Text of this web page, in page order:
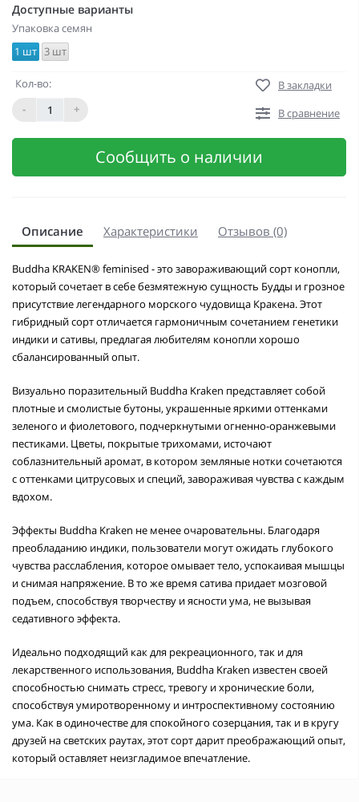
Доступные варианты
Упаковка семян
1 шт 3 шт
Кол-во:
-
+
В закладки
В сравнение
Сообщить о наличии
Описание Характеристики Отзывов (0)
Buddha KRAKEN® feminised - это завораживающий сорт конопли,
который сочетает в себе безмятежную сущность Будды и грозное
присутствие легендарного морского чудовища Кракена. Этот
гибридный сорт отличается гармоничным сочетанием генетики
индики и сативы, предлагая любителям конопли хорошо
сбалансированный опыт.
Визуально поразительный Buddha Kraken представляет собой
плотные и смолистые бутоны, украшенные яркими оттенками
зеленого и фиолетового, подчеркнутыми огненно-оранжевыми
пестиками. Цветы, покрытые трихомами, источают
соблазнительный аромат, в котором земляные нотки сочетаются
с оттенками цитрусовых и специй, завораживая чувства с каждым
вдохом.
Эффекты Buddha Kraken не менее очаровательны. Благодаря
преобладанию индики, пользователи могут ожидать глубокого
чувства расслабления, которое омывает тело, успокаивая мышцы
и снимая напряжение. В то же время сатива придает мозговой
подъем, способствуя творчеству и ясности ума, не вызывая
седативного эффекта.
Идеально подходящий как для рекреационного, так и для
лекарственного использования, Buddha Kraken известен своей
способностью снимать стресс, тревогу и хронические боли,
способствуя умиротворенному и интроспективному состоянию
ума. Как в одиночестве для спокойного созерцания, так и в кругу
друзей на светских раутах, этот сорт дарит преображающий опыт,
который оставляет неизгладимое впечатление.